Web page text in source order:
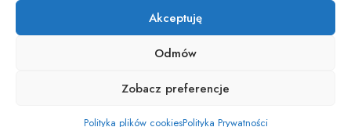
Akceptuję
Odmów
Zobacz preferencje
Polityka plików cookiesPolityka Prywatności
Copyright © Osiedle Wiadomości. Wszelkie prawa zastrzezone